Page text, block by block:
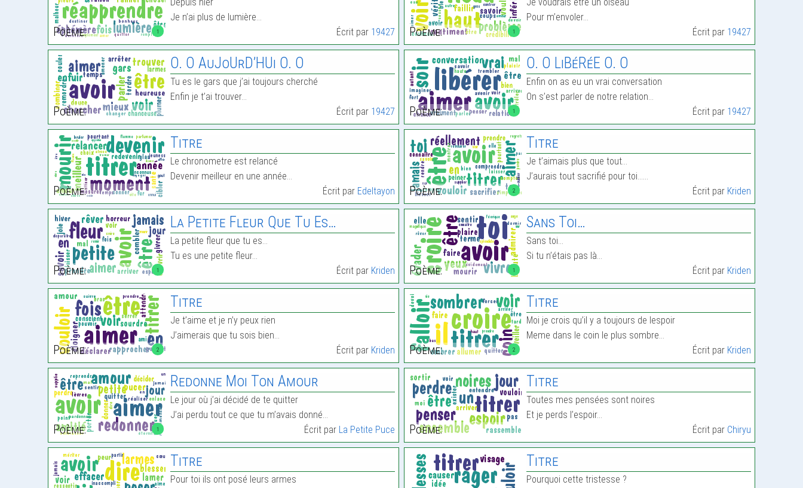
1
Poème:
Je n’ai plus de lumière…
Écrit par 19427 1
Poème:
Pour m’envoler…
Écrit par 19427
Poème:
O. O AuJoUrD’HUi O. O
Tu es le gars que j’ai toujours cherché
Enfin je t’ai trouver…
Écrit par 19427 1
Poème:
O. O LiBéRéE O. O
Enfin on as eu un vrai conversation
On s’est parler de notre relation…
Écrit par 19427
Poème:
Titre
Le chronometre est relancé
Devenir meilleur en une année…
Écrit par Edeltayon 2
Poème:
Titre
Je t’aimais plus que tout…
J’aurais tout sacrifié pour toi……
Écrit par Kriden
1
Poème:
La Petite Fleur Que Tu Es…
La petite fleur que tu es…
Tu es une petite fleur…
Écrit par Kriden 1
Poème:
Sans Toi…
Sans toi…
Si tu n’étais pas là…
Écrit par Kriden
2
Poème:
Titre
Je t’aime et je n’y peux rien
J’aimerais que tu sois bien…
Écrit par Kriden 2
Poème:
Titre
Moi je crois qu’il y a toujours de lespoir
Meme dans le coin le plus sombre…
Écrit par Kriden
1
Poème:
Redonne Moi Ton Amour
Le jour où j’ai décidé de te quitter
J’ai perdu tout ce que tu m’avais donné…
Écrit par La Petite Puce Poème:
Titre
Toutes mes pensées sont noires
Et je perds l’espoir…
Écrit par Chiryu
Titre
Pour toi ils ont posé leurs armes
Titre
Pourquoi cette tristesse ?